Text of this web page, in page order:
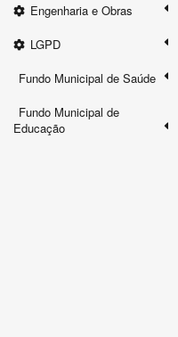
Engenharia e Obras
LGPD
Fundo Municipal de Saúde
Fundo Municipal de
Educação